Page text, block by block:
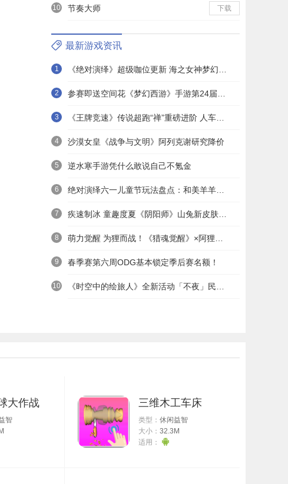
10 节奏大师 下载
最新游戏资讯
1
2
3
4 沙漠女皇《战争与文明》阿列克谢研究降价
5 逆水寒手游凭什么敢说自己不氪金
6
7
8
9 春季赛第六周ODG基本锁定季后赛名额！
10
大作战
智
三维木工车床
类型： 休闲益智
大小： 32.3M
适用：